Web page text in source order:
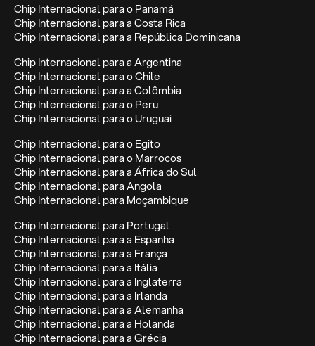
Chip Internacional para o Panamá
Chip Internacional para a Costa Rica
Chip Internacional para a República Dominicana
Chip Internacional para a Argentina
Chip Internacional para o Chile
Chip Internacional para a Colômbia
Chip Internacional para o Peru
Chip Internacional para o Uruguai
Chip Internacional para o Egito
Chip Internacional para o Marrocos
Chip Internacional para a África do Sul
Chip Internacional para Angola
Chip Internacional para Moçambique
Chip Internacional para Portugal
Chip Internacional para a Espanha
Chip Internacional para a França
Chip Internacional para a Itália
Chip Internacional para a Inglaterra
Chip Internacional para a Irlanda
Chip Internacional para a Alemanha
Chip Internacional para a Holanda
Chip Internacional para a Grécia